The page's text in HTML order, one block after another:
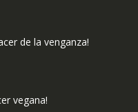
de la venganza!
vegana!